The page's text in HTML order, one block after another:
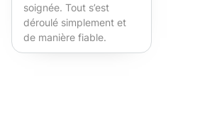
soignée. Tout s’est
déroulé simplement et
de manière fiable.
Fortement recommandé !